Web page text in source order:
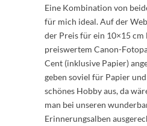
Eine Kombination von
für mich ideal. Auf der
der Preis für ein 10×15 cm
preiswertem Canon-
Cent (inklusive Papier)
geben soviel für Papier
schönes Hobby aus, da
man bei unseren
Erinnerungsalben